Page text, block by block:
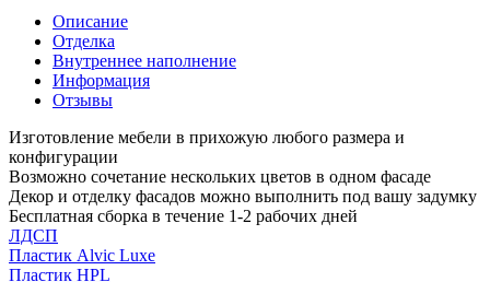
Описание
Отделка
Внутреннее наполнение
Информация
Отзывы
Изготовление мебели в прихожую любого размера и
конфигурации
Возможно сочетание нескольких цветов в одном фасаде
Декор и отделку фасадов можно выполнить под вашу задумку
Бесплатная сборка в течение 1-2 рабочих дней
ЛДСП
Пластик Alvic Luxe
Пластик HPL